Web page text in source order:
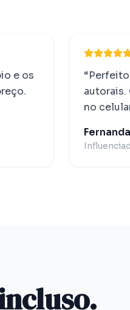
e os
“
autorais.
no